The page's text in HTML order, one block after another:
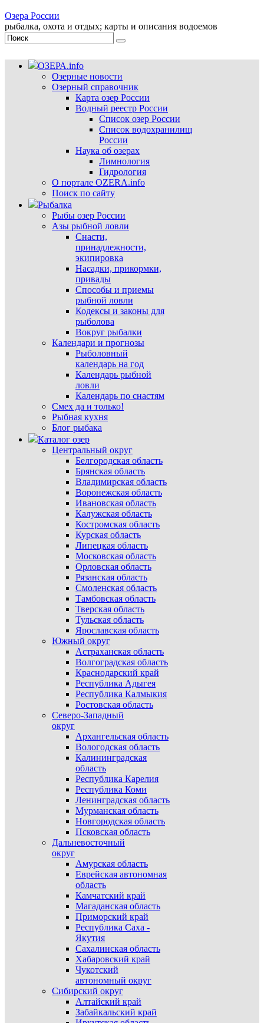
Озера России
рыбалка, охота и отдых; карты и описания водоемов
ОЗЕРА.info
Озерные новости
Озерный справочник
Карта озер России
Водный реестр России
Список озер России
Список водохранилищ
России
Наука об озерах
Лимнология
Гидрология
О портале OZERA.info
Поиск по сайту
Рыбалка
Рыбы озер России
Азы рыбной ловли
Снасти,
принадлежности,
экипировка
Насадки, прикормки,
привады
Способы и приемы
рыбной ловли
Кодексы и законы для
рыболова
Вокруг рыбалки
Календари и прогнозы
Рыболовный
календарь на год
Календарь рыбной
ловли
Календарь по снастям
Смех да и только!
Рыбная кухня
Блог рыбака
Каталог озер
Центральный округ
Белгородская область
Брянская область
Владимирская область
Воронежская область
Ивановская область
Калужская область
Костромская область
Курская область
Липецкая область
Московская область
Орловская область
Рязанская область
Смоленская область
Тамбовская область
Тверская область
Тульская область
Ярославская область
Южный округ
Астраханская область
Волгоградская область
Краснодарский край
Республика Адыгея
Республика Калмыкия
Ростовская область
Северо-Западный
округ
Архангельская область
Вологодская область
Калининградская
область
Республика Карелия
Республика Коми
Ленинградская область
Мурманская область
Новгородская область
Псковская область
Дальневосточный
округ
Амурская область
Еврейская автономная
область
Камчатский край
Магаданская область
Приморский край
Республика Саха -
Якутия
Сахалинская область
Хабаровский край
Чукотский
автономный округ
Сибирский округ
Алтайский край
Забайкальский край